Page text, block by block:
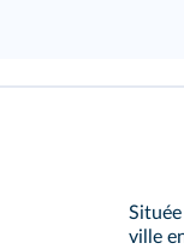
ville